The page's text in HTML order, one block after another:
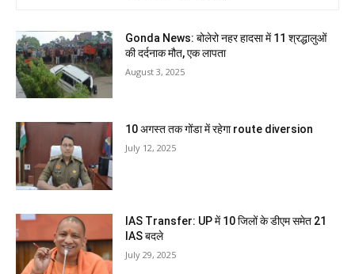
Gonda News: बोलेरो नहर हादसा में 11 श्रद्धालुओं
की दर्दनाक मौत, एक लापता
August 3, 2025
10 अगस्त तक गोंडा में रहेगा route diversion
July 12, 2025
IAS Transfer: UP में 10 जिलों के डीएम समेत 21
IAS बदले
July 29, 2025